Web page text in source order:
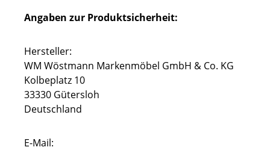
Angaben zur Produktsicherheit:
Hersteller:
WM Wöstmann Markenmöbel GmbH & Co. KG
Kolbeplatz 10
33330 Gütersloh
Deutschland
E-Mail: